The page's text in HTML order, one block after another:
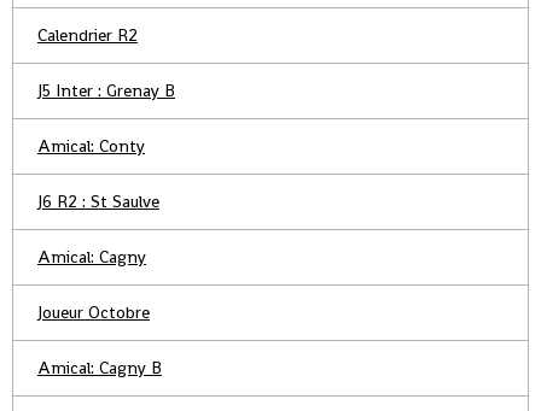
Calendrier R2
J5 Inter : Grenay B
Amical: Conty
J6 R2 : St Saulve
Amical: Cagny
Joueur Octobre
Amical: Cagny B